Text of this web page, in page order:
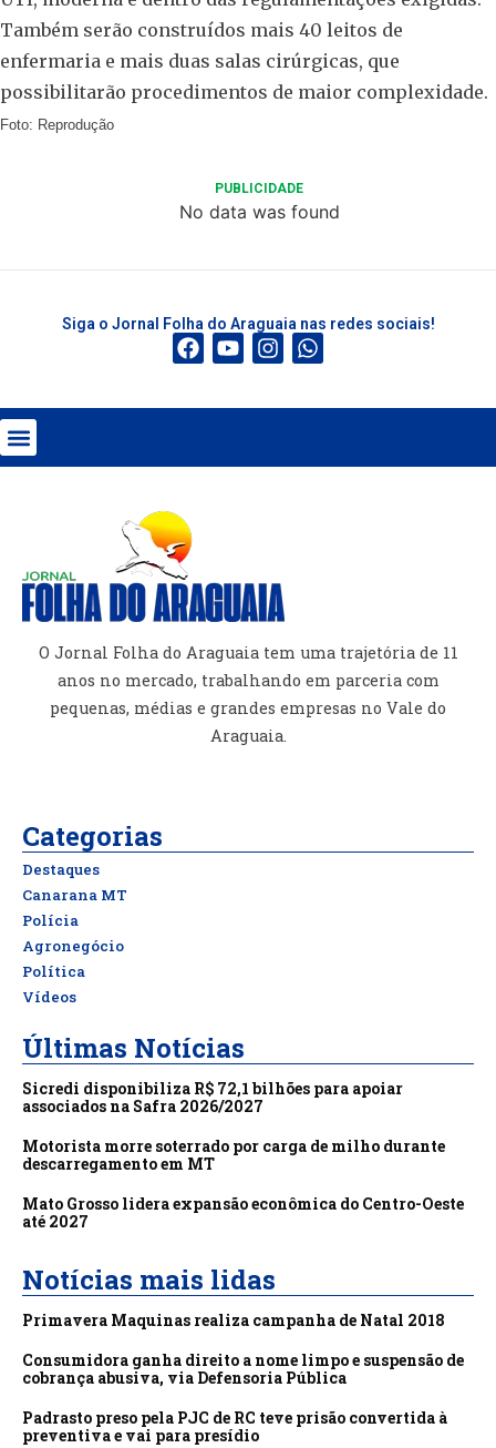
Também serão construídos mais 40 leitos de
enfermaria e mais duas salas cirúrgicas, que
possibilitarão procedimentos de maior complexidade.
Foto: Reprodução
PUBLICIDADE
No data was found
Siga o Jornal Folha do Araguaia nas redes sociais!
O Jornal Folha do Araguaia tem uma trajetória de 11
anos no mercado, trabalhando em parceria com
pequenas, médias e grandes empresas no Vale do
Araguaia.
Categorias
Destaques
Canarana MT
Polícia
Agronegócio
Política
Vídeos
Últimas Notícias
Sicredi disponibiliza R$ 72,1 bilhões para apoiar
associados na Safra 2026/2027
Motorista morre soterrado por carga de milho durante
descarregamento em MT
Mato Grosso lidera expansão econômica do Centro-Oeste
até 2027
Notícias mais lidas
Primavera Maquinas realiza campanha de Natal 2018
Consumidora ganha direito a nome limpo e suspensão de
cobrança abusiva, via Defensoria Pública
Padrasto preso pela PJC de RC teve prisão convertida à
preventiva e vai para presídio